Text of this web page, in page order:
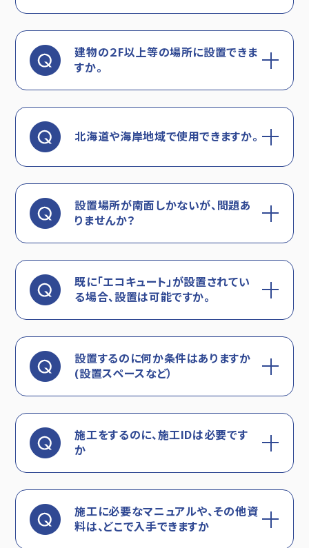
建物の２F以上等の場所に設置できま
すか。
北海道や海岸地域で使用できますか。
設置場所が南面しかないが、問題あ
りませんか？
既に「エコキュート」が設置されてい
る場合、設置は可能ですか。
設置するのに何か条件はありますか
(設置スペースなど）
施工をするのに、施工IDは必要です
か
施工に必要なマニュアルや、その他資
料は、どこで入手できますか